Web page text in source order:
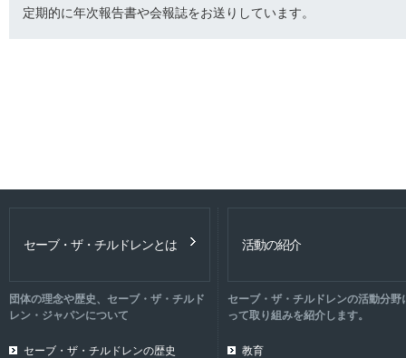
定期的に年次報告書や会報誌をお送りしています。
セーブ・ザ・チルドレンとは
団体の理念や歴史、セーブ・ザ・チルド
レン・ジャパンについて
セーブ・ザ・チルドレンの歴史
活動の紹介
セーブ・ザ・チルドレンの活動分野
って取り組みを紹介します。
教育